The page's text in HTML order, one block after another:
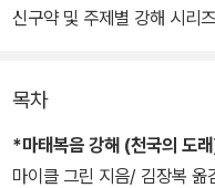
신구약 및 주제별 강해 시리
알렉 모티어, 데렉 티드볼, 에
밀른 등 최고의 학문 역량과
목차
*마태복음 강해 (천국의 도
마이클 그린 지음/ 김장복